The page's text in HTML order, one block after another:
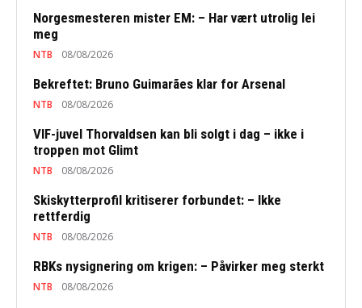
Norgesmesteren mister EM: – Har vært utrolig lei
meg
NTB 08/08/2026
Bekreftet: Bruno Guimarães klar for Arsenal
NTB 08/08/2026
VIF-juvel Thorvaldsen kan bli solgt i dag – ikke i
troppen mot Glimt
NTB 08/08/2026
Skiskytterprofil kritiserer forbundet: – Ikke
rettferdig
NTB 08/08/2026
RBKs nysignering om krigen: – Påvirker meg sterkt
NTB 08/08/2026